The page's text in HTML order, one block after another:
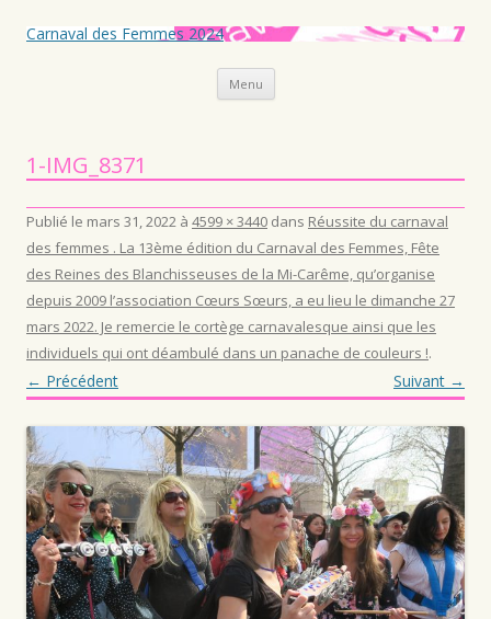
Carnaval des Femmes 2024
Menu Aller au contenu principal
1-IMG_8371
Publié le mars 31, 2022 à 4599 × 3440 dans Réussite du carnaval
des femmes . La 13ème édition du Carnaval des Femmes, Fête
des Reines des Blanchisseuses de la Mi-Carême, qu’organise
depuis 2009 l’association Cœurs Sœurs, a eu lieu le dimanche 27
mars 2022. Je remercie le cortège carnavalesque ainsi que les
individuels qui ont déambulé dans un panache de couleurs !.
← Précédent Suivant →